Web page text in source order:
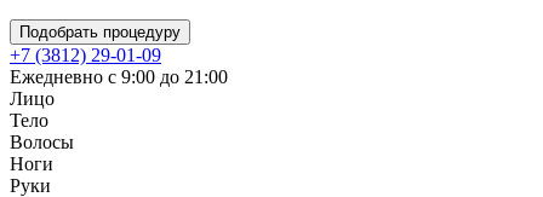
Подобрать процедуру
+7 (3812) 29-01-09
Ежедневно с 9:00 до 21:00
Лицо
Тело
Волосы
Ноги
Руки